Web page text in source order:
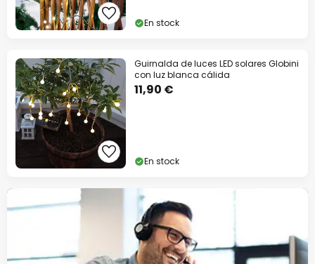
En stock
Guirnalda de luces LED solares Globini
con luz blanca cálida
11,90 €
En stock